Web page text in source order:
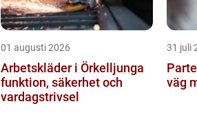
01 augusti 2026
Arbetskläder i Örkelljunga
funktion, säkerhet och
vardagstrivsel
31 juli
väg